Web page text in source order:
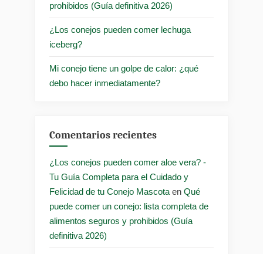
prohibidos (Guía definitiva 2026)
¿Los conejos pueden comer lechuga
iceberg?
Mi conejo tiene un golpe de calor: ¿qué
debo hacer inmediatamente?
Comentarios recientes
¿Los conejos pueden comer aloe vera? -
Tu Guía Completa para el Cuidado y
Felicidad de tu Conejo Mascota en Qué
puede comer un conejo: lista completa de
alimentos seguros y prohibidos (Guía
definitiva 2026)